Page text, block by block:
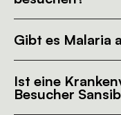
Gibt es Malaria
Ist eine
Besucher